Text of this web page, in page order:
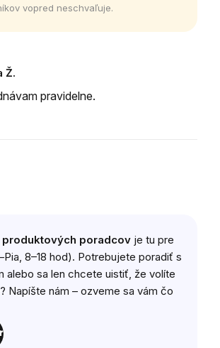
vopred neschvaľuje.
Ž.
pravidelne.
produktových poradcov je tu pre
8–18 hod). Potrebujete poradiť s
alebo sa len chcete uistiť, že volíte
Napíšte nám – ozveme sa vám čo